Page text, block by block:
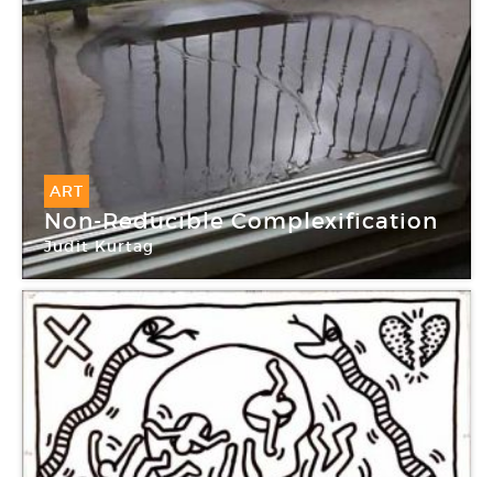
ART
Non-Reducible Complexification
Judit Kurtag